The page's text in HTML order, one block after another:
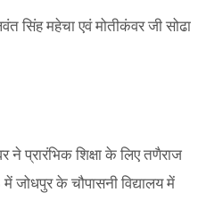
सिंह महेचा एवं मोतीकंवर जी सोढा
ने प्रारंभिक शिक्षा के लिए तणैराज
के चौपासनी विद्यालय में